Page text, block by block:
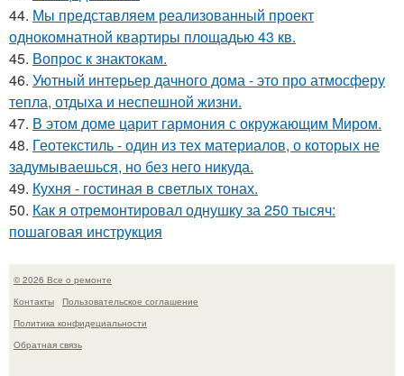
44. Мы представляем реализованный проект
однокомнатной квартиры площадью 43 кв.
45. Вопрос к знактокам.
46. Уютный интерьер дачного дома - это про атмосферу
тепла, отдыха и неспешной жизни.
47. В этом доме царит гармония с окружающим Миром.
48. Геотекстиль - один из тех материалов, о которых не
задумываешься, но без него никуда.
49. Кухня - гостиная в светлых тонах.
50. Как я отремонтировал однушку за 250 тысяч:
пошаговая инструкция
© 2026 Все о ремонте
Контакты
Пользовательское соглашение
Политика конфидециальности
Обратная связь